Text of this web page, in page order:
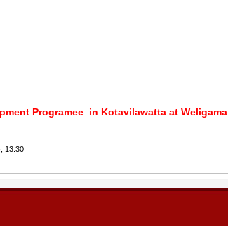
Programee in Kotavilawatta at Weligama